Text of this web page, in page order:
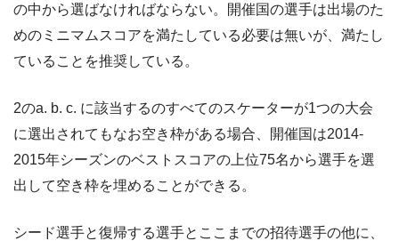
の中から選ばなければならない。開催国の選手は出場のた
めのミニマムスコアを満たしている必要は無いが、満たし
ていることを推奨している。
2のa. b. c. に該当するのすべてのスケーターが1つの大会
に選出されてもなお空き枠がある場合、開催国は2014-
2015年シーズンのベストスコアの上位75名から選手を選
出して空き枠を埋めることができる。
シード選手と復帰する選手とここまでの招待選手の他に、